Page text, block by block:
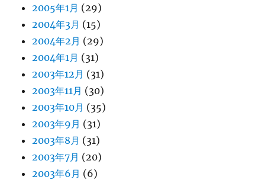
2005年1月 (29)
2004年3月 (15)
2004年2月 (29)
2004年1月 (31)
2003年12月 (31)
2003年11月 (30)
2003年10月 (35)
2003年9月 (31)
2003年8月 (31)
2003年7月 (20)
2003年6月 (6)